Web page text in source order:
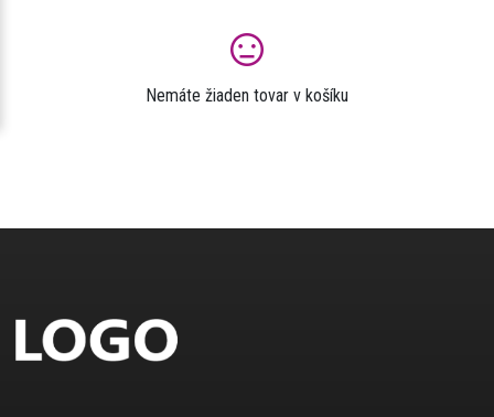
Rodinné vinárstvo Šamorín
Nemáte žiaden tovar v košíku